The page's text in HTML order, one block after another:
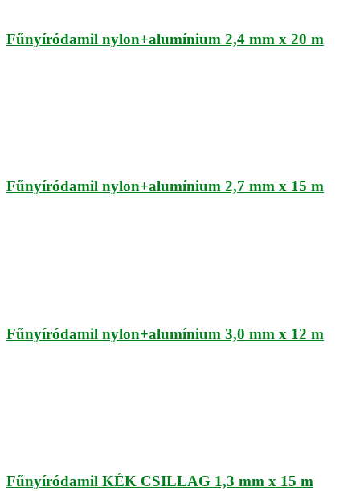
Fűnyíródamil nylon+alumínium 2,4 mm x 20 m
Fűnyíródamil nylon+alumínium 2,7 mm x 15 m
Fűnyíródamil nylon+alumínium 3,0 mm x 12 m
Fűnyíródamil KÉK CSILLAG 1,3 mm x 15 m